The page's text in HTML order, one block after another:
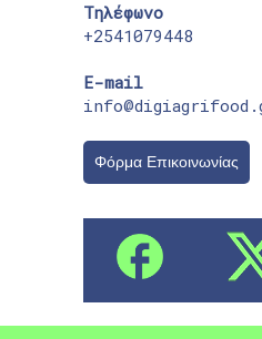
Τηλέφωνο
+2541079448
E-mail
Φόρμα Επικοινωνίας